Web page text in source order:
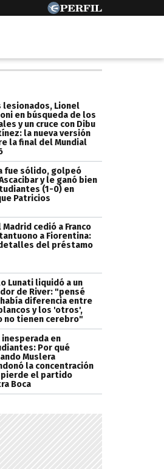
lesionados, Lionel
en búsqueda de los
y un cruce con Dibu
la nueva versión
la final del Mundial
fue sólido, golpeó
y le ganó bien
(1-0) en
Patricios
Madrid cedió a Franco
a Fiorentina:
del préstamo
Lunati liquidó a un
de River: "pensé
diferencia entre
y los 'otros',
no tienen cerebro"
inesperada en
Por qué
Muslera
la concentración
pierde el partido
Boca